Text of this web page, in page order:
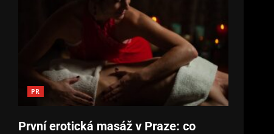
PR
První erotická masáž v Praze: co